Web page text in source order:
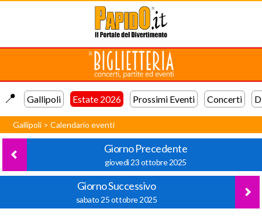
📍️ Gallipoli Estate 2026 Prossimi Eventi Concerti
Gallipoli >Calendario eventi
Giorno Precedente
giovedì 23 ottobre 2025
Giorno Successivo
sabato 25 ottobre 2025